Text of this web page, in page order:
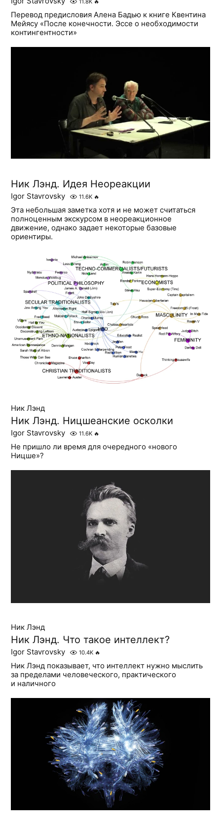
Перевод предисловия Алена Бадью к книге Квентина
Мейясу «После конечности. Эссе о необходимости
контингентности»
Ник Лэнд. Идея Неореакции
Igor Stavrovsky 11.6K 🔥
Эта небольшая заметка хотя и не может считаться
полноценным экскурсом в неореакционное
движение, однако задает некоторые базовые
ориентиры.
Ник Лэнд
Ник Лэнд. Ницшеанские осколки
Igor Stavrovsky 11.6K 🔥
Не пришло ли время для очередного «нового
Ницше»?
Ник Лэнд
Ник Лэнд. Что такое интеллект?
Igor Stavrovsky 10.4K 🔥
Ник Лэнд показывает, что интеллект нужно мыслить
за пределами человеческого, практического
и наличного